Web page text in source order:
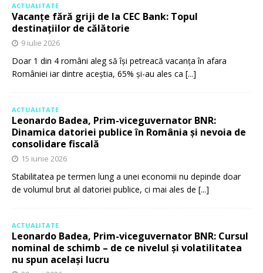
ACTUALITATE
Vacanțe fără griji de la CEC Bank: Topul
destinațiilor de călătorie
9 iulie 2026
Doar 1 din 4 români aleg să își petreacă vacanța în afara
României iar dintre aceștia, 65% și-au ales ca [...]
ACTUALITATE
Leonardo Badea, Prim-viceguvernator BNR:
Dinamica datoriei publice în România și nevoia de
consolidare fiscală
15 iunie 2026
Stabilitatea pe termen lung a unei economii nu depinde doar
de volumul brut al datoriei publice, ci mai ales de [...]
ACTUALITATE
Leonardo Badea, Prim-viceguvernator BNR: Cursul
nominal de schimb – de ce nivelul și volatilitatea
nu spun același lucru